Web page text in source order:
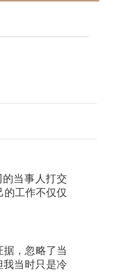
当事人打交
工作不仅仅
，忽略了当
当时只是冷